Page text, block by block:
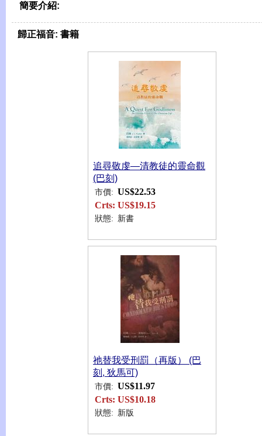
簡要介紹:
歸正福音: 書籍
追尋敬虔―清教徒的靈命觀
(巴刻)
市價: US$22.53
Crts: US$19.15
狀態: 新書
祂替我受刑罰（再版） (巴
刻, 狄馬可)
市價: US$11.97
Crts: US$10.18
狀態: 新版